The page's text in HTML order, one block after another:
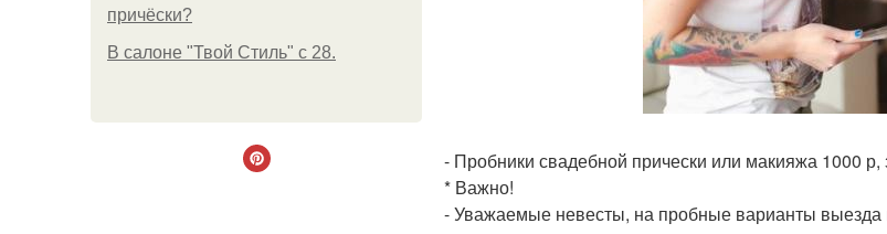
причёски?
В салоне "Твой Стиль" с 28.
- Пробники свадебной прически или макияжа 1000 р,
* Важно!
- Уважаемые невесты, на пробные варианты выезда